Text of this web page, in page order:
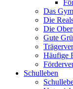
Das
Die
Die
Gute
Häufige
Schulleben